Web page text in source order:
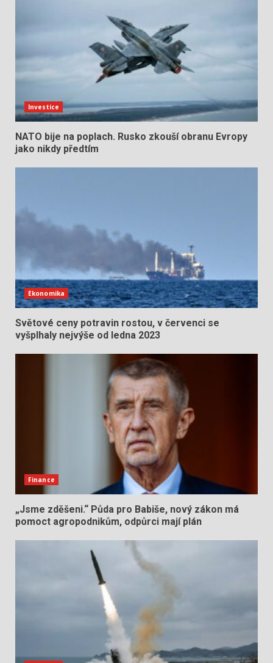
Investice
NATO bije na poplach. Rusko zkouší obranu Evropy
jako nikdy předtím
Ekonomika
Světové ceny potravin rostou, v červenci se
vyšplhaly nejvýše od ledna 2023
Finance
„Jsme zděšeni.“ Půda pro Babiše, nový zákon má
pomoct agropodnikům, odpůrci mají plán